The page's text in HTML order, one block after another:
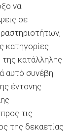
να
σε
κατηγορίες
της κατάλληλης
αυτό συνέβη
έντονης
τις
της δεκαετίας